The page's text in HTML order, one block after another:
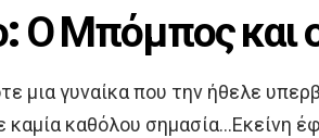
Ο Μπόμπος και
μια γυναίκα που την ήθελε
καμία καθόλου σημασία…Εκείνη